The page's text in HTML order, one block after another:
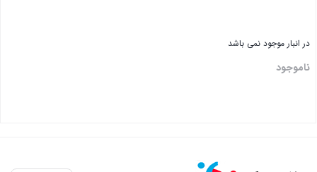
در انبار موجود نمی باشد
ناموجود